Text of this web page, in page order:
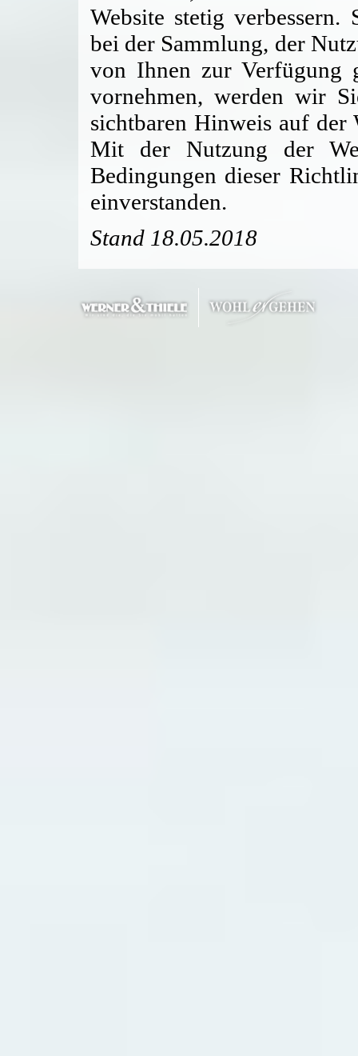
Website stetig
bei der Sammlung, der
von Ihnen zur Verfügung
vornehmen, werden wir
sichtbaren Hinweis auf der
Mit der Nutzung der
Bedingungen dieser
einverstanden.
Stand 18.05.2018